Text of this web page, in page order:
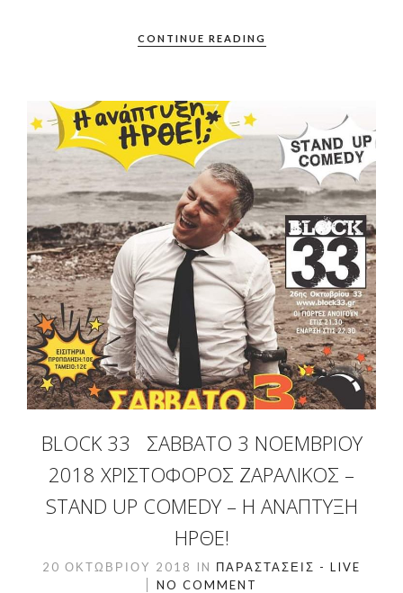
CONTINUE READING
BLOCK 33 ΣΆΒΒΑΤΟ 3 ΝΟΕΜΒΡΊΟΥ
2018 ΧΡΙΣΤΌΦΟΡΟΣ ΖΑΡΑΛΊΚΟΣ –
STAND UP COMEDY – Η ΑΝΑΠΤΥΞΗ
ΗΡΘΕ!
20 ΟΚΤΩΒΡΊΟΥ 2018 IN ΠΑΡΑΣΤΆΣΕΙΣ - LIVE
NO COMMENT